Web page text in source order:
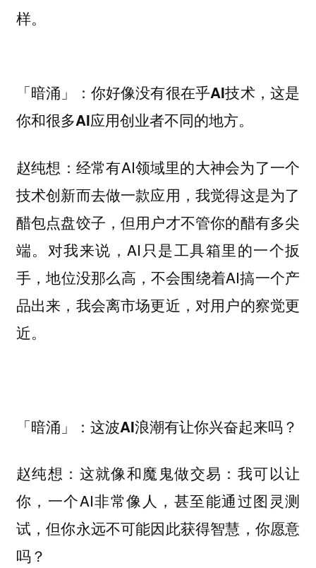
样。
「暗涌」：你好像没有很在乎AI技术，这是
你和很多AI应用创业者不同的地方。
赵纯想： 经常有AI领域里的大神会为了一个
技术创新而去做一款应用，我觉得这是为了
醋包点盘饺子，但用户才不管你的醋有多尖
端。对我来说，AI只是工具箱里的一个扳
手，地位没那么高，不会围绕着AI搞一个产
品出来，我会离市场更近，对用户的察觉更
近。
「暗涌」：这波AI浪潮有让你兴奋起来吗？
赵纯想： 这就像和魔鬼做交易：我可以让
你，一个AI非常像人，甚至能通过图灵测
试，但你永远不可能因此获得智慧，你愿意
吗？